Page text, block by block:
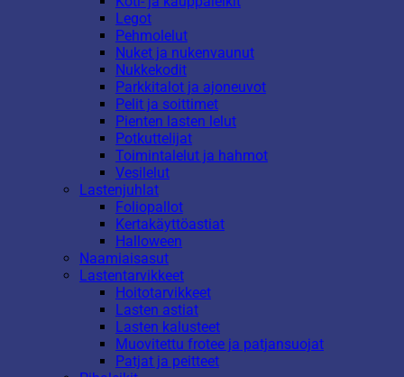
Legot
Pehmolelut
Nuket ja nukenvaunut
Nukkekodit
Parkkitalot ja ajoneuvot
Pelit ja soittimet
Pienten lasten lelut
Potkuttelijat
Toimintalelut ja hahmot
Vesilelut
Lastenjuhlat
Foliopallot
Kertakäyttöastiat
Halloween
Naamiaisasut
Lastentarvikkeet
Hoitotarvikkeet
Lasten astiat
Lasten kalusteet
Muovitettu frotee ja patjansuojat
Patjat ja peitteet